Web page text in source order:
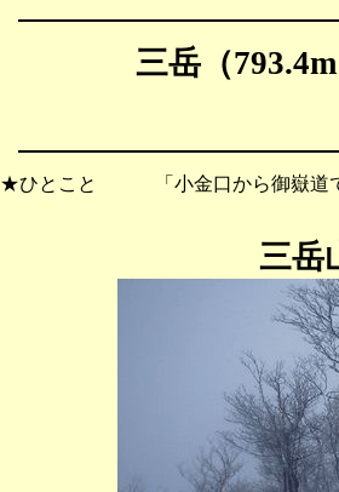
三岳 （
★ひとこと 「小金口から御嶽道で
三岳